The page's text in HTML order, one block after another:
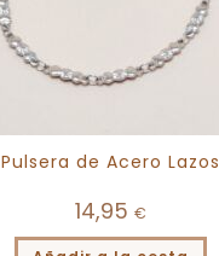
Pulsera de Acero Lazos
14,95 €